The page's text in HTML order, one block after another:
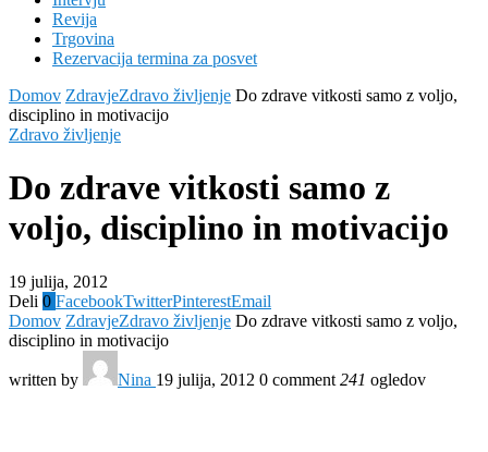
Revija
Trgovina
Rezervacija termina za posvet
Domov ZdravjeZdravo življenje Do zdrave vitkosti samo z voljo,
disciplino in motivacijo
Zdravo življenje
Do zdrave vitkosti samo z
voljo, disciplino in motivacijo
19 julija, 2012
Deli 0 FacebookTwitterPinterestEmail
Domov ZdravjeZdravo življenje Do zdrave vitkosti samo z voljo,
disciplino in motivacijo
written by Nina 19 julija, 2012 0 comment 241 ogledov